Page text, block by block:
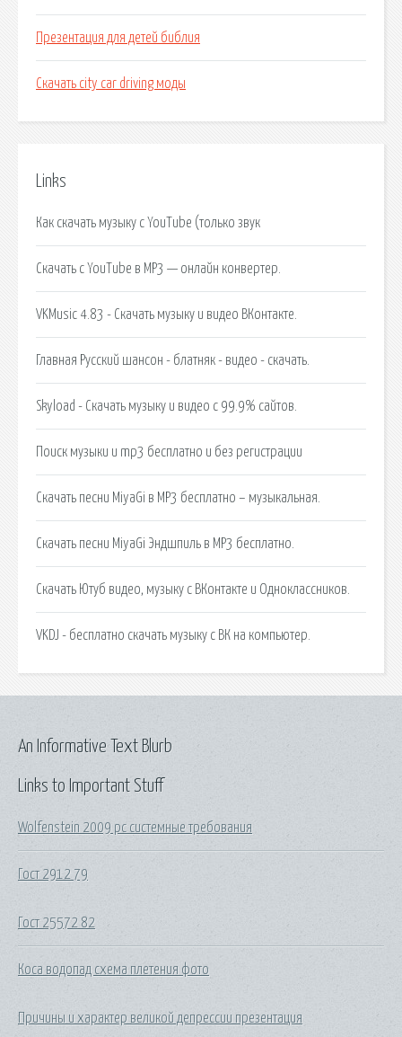
Презентация для детей библия
Скачать city car driving моды
Links
Как скачать музыку с YouTube (только звук
Скачать с YouTube в MP3 — онлайн конвертер.
VKMusic 4.83 - Скачать музыку и видео ВКонтакте.
Главная Русский шансон - блатняк - видео - скачать.
Skyload - Скачать музыку и видео c 99.9% сайтов.
Поиск музыки и mp3 бесплатно и без регистрации
Скачать песни MiyaGi в MP3 бесплатно – музыкальная.
Скачать песни MiyaGi Эндшпиль в MP3 бесплатно.
Скачать Ютуб видео, музыку с ВКонтакте и Одноклассников.
VKDJ - бесплатно скачать музыку с ВК на компьютер.
Links to Important Stuff
Wolfenstein 2009 pc системные требования
Гост 2912 79
Гост 25572 82
Коса водопад схема плетения фото
Причины и характер великой депрессии презентация
An Informative Text Blurb